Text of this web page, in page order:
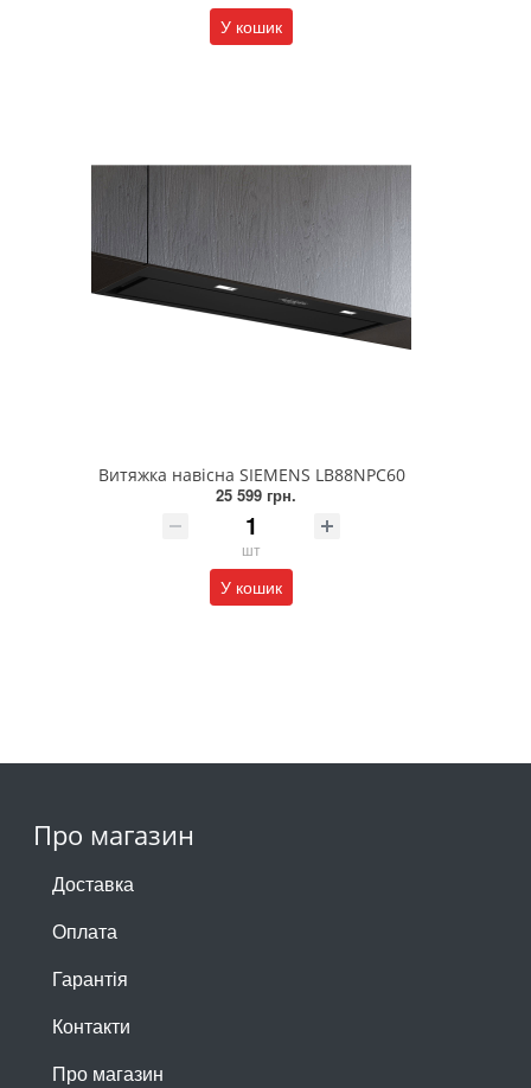
У кошик
Витяжка навісна SIEMENS LB88NPC60
25 599 грн.
шт
У кошик
Про магазин
Доставка
Оплата
Гарантія
Контакти
Про магазин